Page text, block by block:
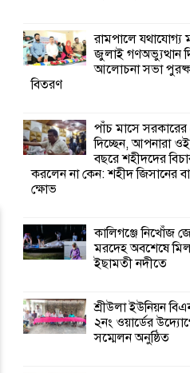
কালিগঞ্জে নিখোঁজ
মরদেহ অবশেষে
ইছামতী নদীতে
২নং ওয়ার্ডের
কর্মী সম্মেলন
শ্যামনগরে জলবায়ু
শিখন ও অভিজ্ঞতা বিনিময় সভা
শ্যামনগরে বনবিভাগ
মতবিনিময় সভা
রামপালে যথাযোগ্য
জুলাই গণঅভ্যুত্থান
আলোচনা সভা
বিতরণ
পাঁচ মাসে
দিচ্ছেন, আপনারা
বছরে শহীদদের
করলেন না কেন: শহীদ জিসানের
ক্ষোভ
কালিগঞ্জে নিখোঁজ
মরদেহ অবশেষে
ইছামতী নদীতে
শ্রীউলা ইউনিয়ন
২নং ওয়ার্ডের
সম্মেলন অনুষ্ঠিত